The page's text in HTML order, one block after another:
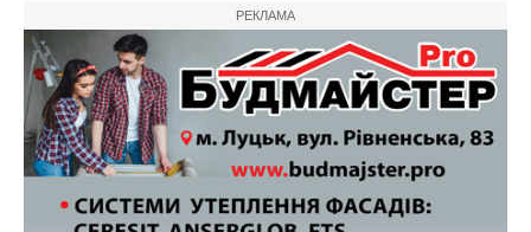
РЕКЛАМА